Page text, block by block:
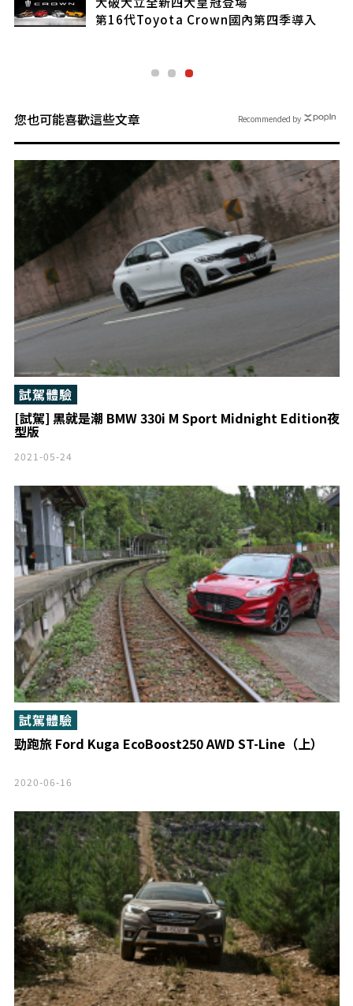
Land Rover Defender 130 X P400同步預
您也可能喜歡這些文章
[試駕] 黑就是潮 BMW 330i M Sport Midnight Edition夜
型版
試駕體驗
2021-05-24
勁跑旅 Ford Kuga EcoBoost250 AWD ST-Line（上）
試駕體驗
2020-06-16
Recommended by